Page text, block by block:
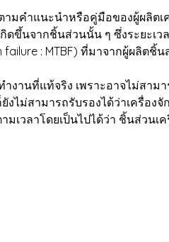
มคำแนะนำหรือคู่มือของผู้ผลิตเ
ดขึ้นจากชิ้นส่วนนั้น ๆ ซึ่งระยะเว
: MTBF) ที่มาจากผู้ผลิตชิ้น
านที่แท้จริง เพราะอาจไม่สามา
ไม่สามารถรับรองได้ว่าเครื่องจั
เวลาโดยเป็นไปได้ว่า ชิ้นส่วนเ